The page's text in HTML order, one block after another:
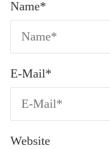
Name*
E-Mail*
Website